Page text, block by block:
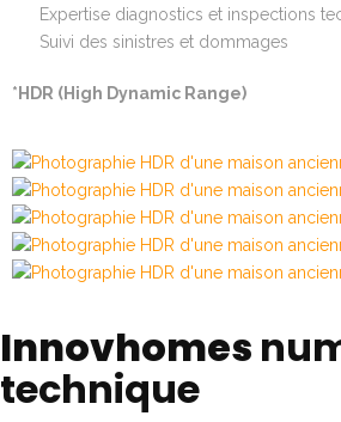
Expertise diagnostics et inspections
Suivi des sinistres et dommages
*HDR (High Dynamic Range)
Innovhomes
technique